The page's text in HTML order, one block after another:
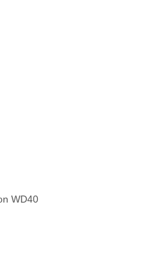
WD40